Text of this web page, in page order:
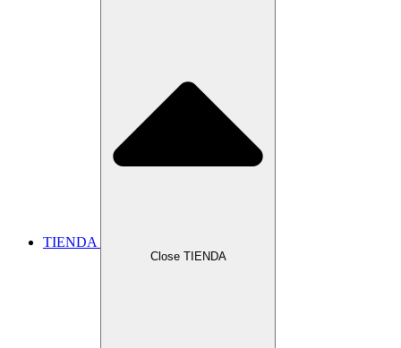
TIENDA
Close TIENDA